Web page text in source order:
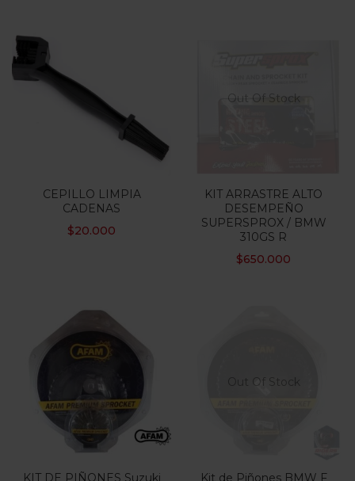
CEPILLO LIMPIA
CADENAS
$20.000
Out Of Stock
KIT ARRASTRE ALTO
DESEMPEÑO
SUPERSPROX / BMW
310GS R
$650.000
KIT DE PIÑONES Suzuki
Out Of Stock
Kit de Piñones BMW F